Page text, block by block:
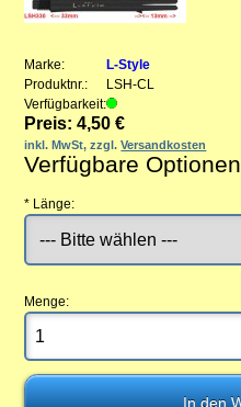
Marke:
L-Style
Produktnr.:
LSH-CL
Verfügbarkeit:
Preis: 4,50 €
inkl. MwSt, zzgl.Versandkosten
Verfügbare Optionen
* Länge:
Menge: